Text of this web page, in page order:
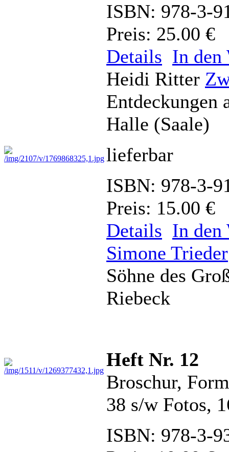
ISBN: 978-3-
Preis: 25.00 €
Details In den
Heidi Ritter
Entdeckungen
Halle (Saale)
lieferbar
ISBN: 978-3-
Preis: 15.00 €
Details In den
Simone Trieder
Söhne des
Riebeck
Heft Nr. 12
Broschur,
38 s/w Fotos,
ISBN: 978-3-